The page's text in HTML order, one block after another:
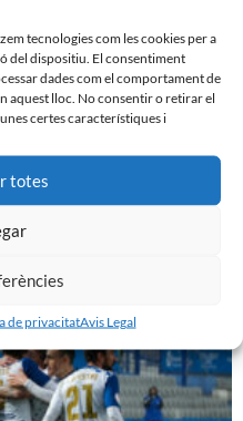
tecnologies com les cookies per a
del dispositiu. El consentiment
dades com el comportament de
aquest lloc. No consentir o retirar el
certes característiques i
totes
de privacitatAvis Legal
LA CULTURAL A LA